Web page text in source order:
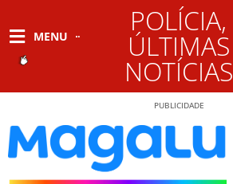
MENU POLÍCIA,
ÚLTIMAS
NOTÍCIAS
PUBLICIDADE